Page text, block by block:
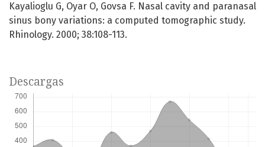
Kayalioglu G, Oyar O, Govsa F. Nasal cavity and paranasal
sinus bony variations: a computed tomographic study.
Rhinology. 2000; 38:108-113.
Descargas